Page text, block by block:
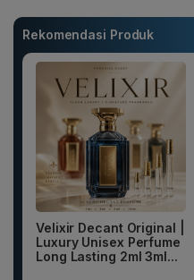
Rekomendasi Produk
Velixir Decant Original |
Luxury Unisex Perfume
Long Lasting 2ml 3ml...